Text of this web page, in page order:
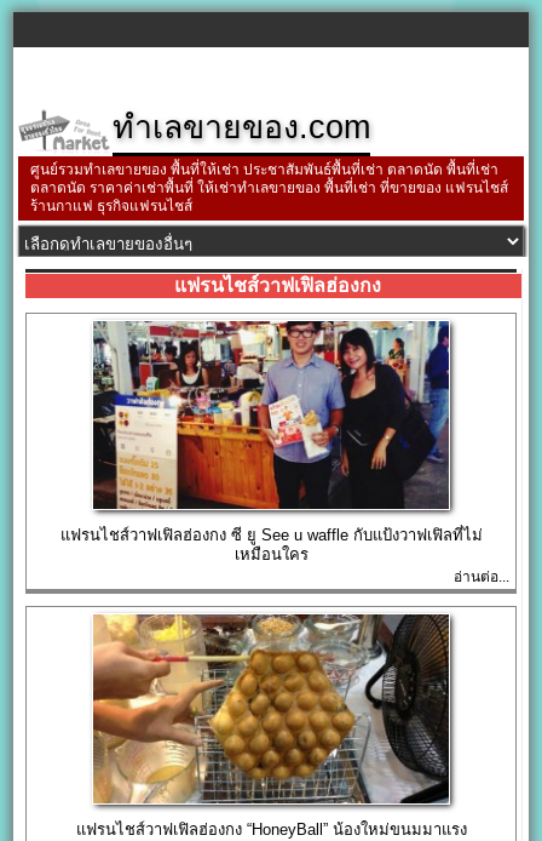
ทำเลขายของ.com
ศูนย์รวมทำเลขายของ พื้นที่ให้เช่า ประชาสัมพันธ์พื้นที่เช่า ตลาดนัด พื้นที่เช่า
ตลาดนัด ราคาค่าเช่าพื้นที่ ให้เช่าทำเลขายของ พื้นที่เช่า ที่ขายของ แฟรนไชส์
ร้านกาแฟ ธุรกิจแฟรนไชส์
แฟรนไชส์วาฟเฟิลฮ่องกง
แฟรนไชส์วาฟเฟิลฮ่องกง ซี ยู See u waffle กับแป้งวาฟเฟิลที่ไม่
เหมือนใคร
อ่านต่อ...
แฟรนไชส์วาฟเฟิลฮ่องกง “HoneyBall” น้องใหม่ขนมมาแรง